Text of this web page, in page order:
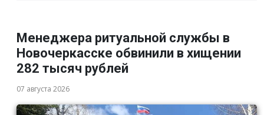
Менеджера ритуальной службы в
Новочеркасске обвинили в хищении
282 тысяч рублей
07 августа 2026